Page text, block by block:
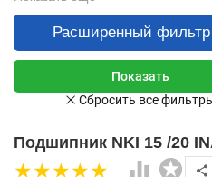
Расширенный фильтр
Подшипник NKI 15 /20